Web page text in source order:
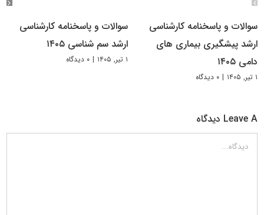
سوالات و پاسخنامه کارشناسی
ارشد پیشگیری بیماری های
دامی ۱۴۰۵
۱ تیر, ۱۴۰۵ | ۰ دیدگاه
سوالات و پاسخنامه کارشناسی
ارشد سم شناسی ۱۴۰۵
۱ تیر, ۱۴۰۵ | ۰ دیدگاه
Leave A دیدگاه
دیدگاه